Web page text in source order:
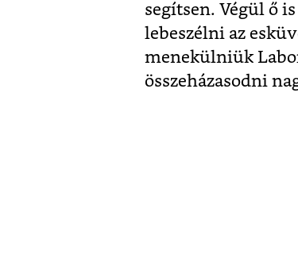
segítsen. Végül ő
lebeszélni az
menekülniük
összeházasodni